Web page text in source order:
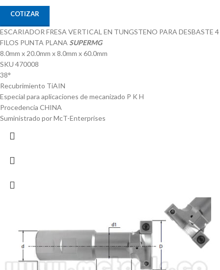
COTIZAR
ESCARIADOR FRESA VERTICAL EN TUNGSTENO PARA DESBASTE 4
FILOS PUNTA PLANA SUPERMG
8.0mm x 20.0mm x 8.0mm x 60.0mm
SKU 470008
38°
Recubrimiento TiAIN
Especial para aplicaciones de mecanizado P K H
Procedencia CHINA
Suministrado por McT-Enterprises